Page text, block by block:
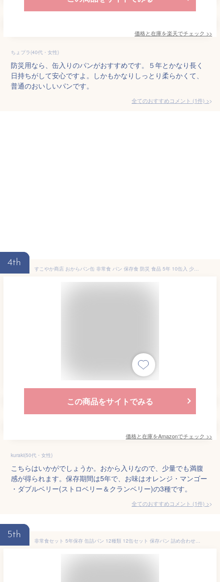
価格と在庫を楽天でチェック >>
ちょプラ(40代・女性)
防災用なら、缶入りのパンがおすすめです。５年とかなり長く
日持ちがして安心ですよ。しかもかなりしっとり柔らかくて、
普通のおいしいパンです。
全てのおすすめコメント (1件) >
4th
すこやか商店 おからパン缶 非常食 パン 保存食 防災 食品 5年 10缶入 少量で満腹になる 備蓄用保存パン ギフト オレンジ マンゴー Wベリー 国産原料 管理栄養士監修
この商品をサイトでみる
価格と在庫をAmazonでチェック >>
kuraki(50代・女性)
こちらはいかがでしょうか。おから入りなので、少量でも満腹
感が得られます。保存期間は5年で、お味はオレンジ・マンゴー
・ダブルベリー(ストロベリー＆クランベリー)の3種です。
全てのおすすめコメント (1件) >
5th
非常食セット 5年保存 缶詰パン 12種類 12缶セット 保存パン 詰め合わせ 備蓄deボローニャ/新食缶ベーカリー/生命のパン まとめ買い 災害備蓄用 缶入りパン 長期保存 保存缶 防災食 非常用 保存食セット 防災グッズ